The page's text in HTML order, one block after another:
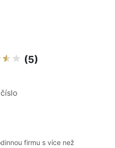
(5)
firmu s více než